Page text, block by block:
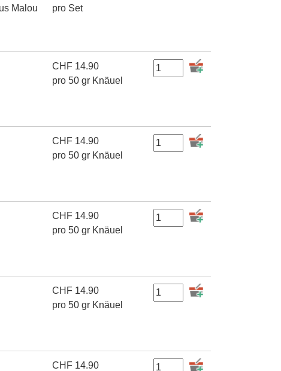
Malou
pro Set
CHF 14.90
pro 50 gr Knäuel
CHF 14.90
pro 50 gr Knäuel
CHF 14.90
pro 50 gr Knäuel
CHF 14.90
pro 50 gr Knäuel
CHF 14.90